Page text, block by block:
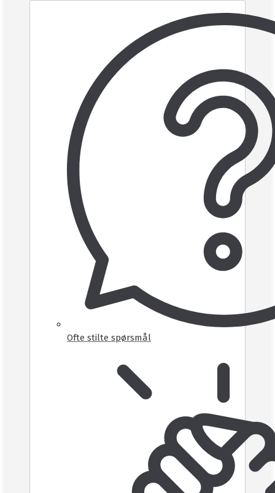
Ofte stilte spørsmål